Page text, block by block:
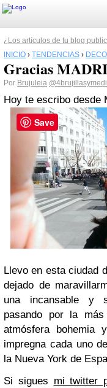
¿Los artículos de tu blog
INICIO › TENDENCIAS ›
Gracias
Por Brujuleia @4brujillasymedi
Hoy te escribo desde
Llevo en esta ciudad
dejado de
una incansable y
pasando por la
atmósfera bohemia
impregna cada uno
la Nueva York de
Si sigues mi twitter
Save